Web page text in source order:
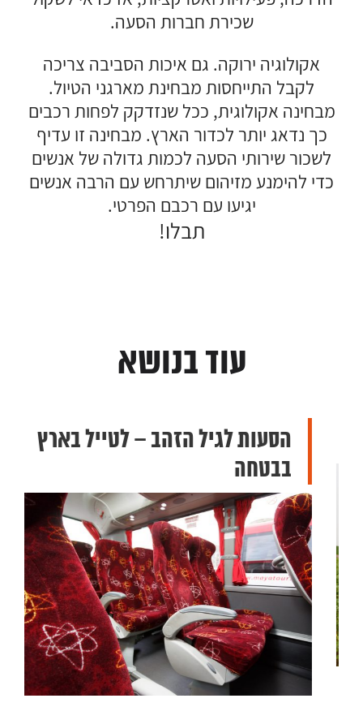
שכירת חברות הסעה.
אקולוגיה ירוקה. גם איכות הסביבה צריכה
לקבל התייחסות מבחינת מארגני הטיול.
מבחינה אקולוגית, ככל שנזדקק לפחות רכבים
כך נדאג יותר לכדור הארץ. מבחינה זו עדיף
לשכור שירותי הסעה לכמות גדולה של אנשים
כדי להימנע מזיהום שיתרחש עם הרבה אנשים
יגיעו עם רכבם הפרטי.
תבלו!
עוד בנושא
הסעות לגיל הזהב – לטייל בארץ
בבטחה